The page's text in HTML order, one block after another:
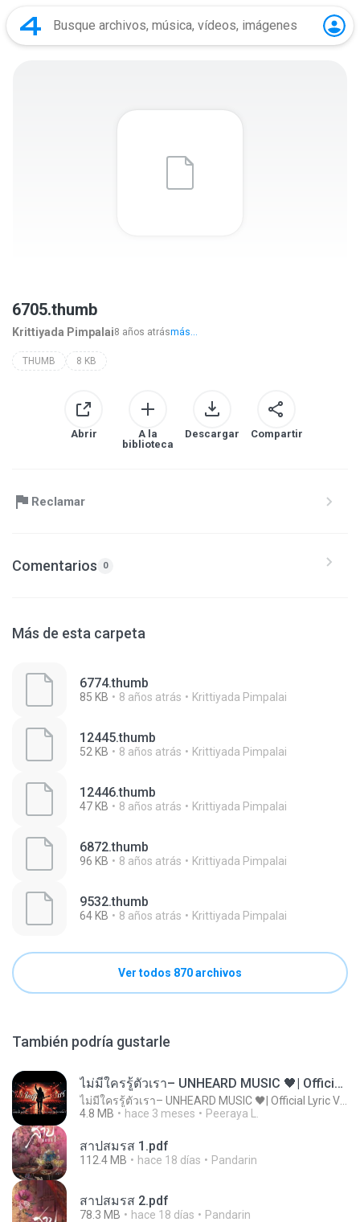
6705.thumb
Krittiyada Pimpalai8 años atrásmás...
THUMB 8 KB
Abrir
A la
biblioteca
Descargar Compartir
Reclamar
Comentarios 0
Más de esta carpeta
6774.thumb
85 KB 8 años atrás Krittiyada Pimpalai
12445.thumb
52 KB 8 años atrás Krittiyada Pimpalai
12446.thumb
47 KB 8 años atrás Krittiyada Pimpalai
6872.thumb
96 KB 8 años atrás Krittiyada Pimpalai
9532.thumb
64 KB 8 años atrás Krittiyada Pimpalai
Ver todos 870 archivos
También podría gustarle
ไม่มีใครรู้ตัวเรา– UNHEARD MUSIC 🖤| Official Lyric Video | เพลงสู้ชีวิต
4.8 MB
hace 3 meses Peeraya L.
สาปสมรส 1.pdf
112.4 MB hace 18 días Pandarin
สาปสมรส 2.pdf
78.3 MB hace 18 días Pandarin